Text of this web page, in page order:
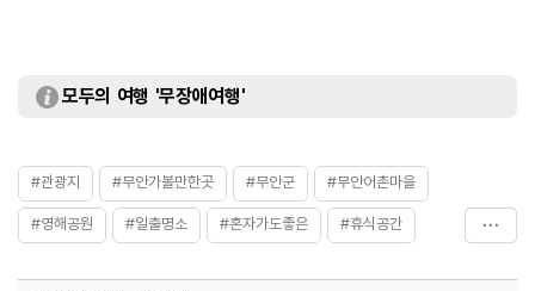
모두의 여행 '무장애여행'
#관광지 #무안가볼만한곳 #무안군 #무안어촌마을
#영해공원 #일출명소 #혼자가도좋은 #휴식공간